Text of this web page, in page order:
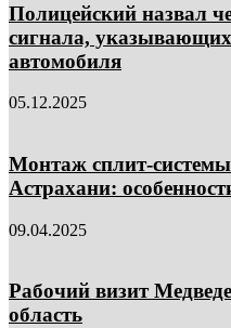
Полицейский назвал
сигнала,
автомобиля
05.12.2025
Монтаж сплит-
Астрахани:
09.04.2025
Рабочий визит
область